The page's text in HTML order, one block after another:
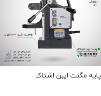
پایه مگنت ایبن اشتاک